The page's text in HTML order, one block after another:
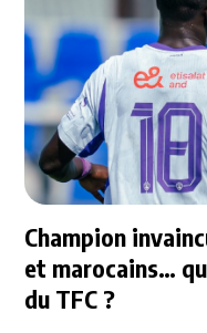
Champion
et marocains…
du TFC ?